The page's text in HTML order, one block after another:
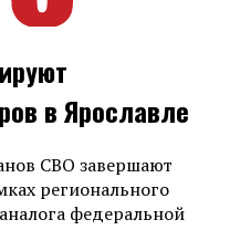
в Ярославле
СВО завершают
регионального
федеральной